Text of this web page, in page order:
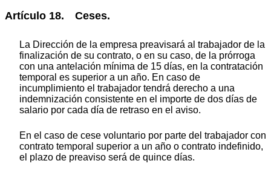
Artículo 18. Ceses.
La Dirección de la empresa preavisará al trabajador de la
finalización de su contrato, o en su caso, de la prórroga
con una antelación mínima de 15 días, en la contratación
temporal es superior a un año. En caso de
incumplimiento el trabajador tendrá derecho a una
indemnización consistente en el importe de dos días de
salario por cada día de retraso en el aviso.
En el caso de cese voluntario por parte del trabajador con
contrato temporal superior a un año o contrato indefinido,
el plazo de preaviso será de quince días.